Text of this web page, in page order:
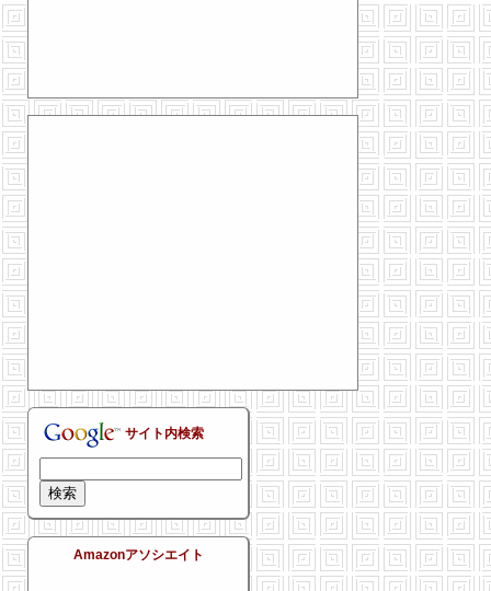
サイト内検索
Amazonアソシエイト